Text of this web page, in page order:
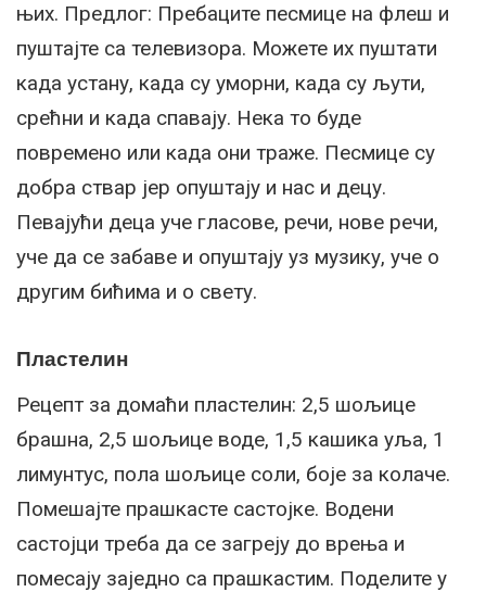
њих. Предлог: Пребаците песмице на флеш и
пуштајте са телевизора. Можете их пуштати
када устану, када су уморни, када су љути,
срећни и када спавају. Нека то буде
повремено или када они траже. Песмице су
добра ствар јер опуштају и нас и децу.
Певајући деца уче гласове, речи, нове речи,
уче да се забаве и опуштају уз музику, уче о
другим бићима и о свету.
Пластелин
Рецепт за домаћи пластелин: 2,5 шољице
брашна, 2,5 шољице воде, 1,5 кашика уља, 1
лимунтус, пола шољице соли, боје за колаче.
Помешајте прашкасте састојке. Водени
састојци треба да се загреју до врења и
помесају заједно са прашкастим. Поделите у